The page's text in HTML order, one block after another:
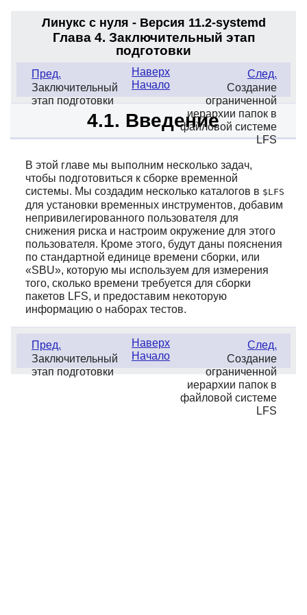
Линукс с нуля - Версия 11.2-systemd
Глава 4. Заключительный этап
подготовки
Пред.
Заключительный
этап подготовки
След.
Создание
ограниченной
иерархии папок в
файловой системе
LFS
Наверх
Начало
4.1. Введение
В этой главе мы выполним несколько задач,
чтобы подготовиться к сборке временной
системы. Мы создадим несколько каталогов в $LFS
для установки временных инструментов, добавим
непривилегированного пользователя для
снижения риска и настроим окружение для этого
пользователя. Кроме этого, будут даны пояснения
по стандартной единице времени сборки, или
«SBU», которую мы используем для измерения
того, сколько времени требуется для сборки
пакетов LFS, и предоставим некоторую
информацию о наборах тестов.
Пред.
Заключительный
этап подготовки
След.
Создание
ограниченной
иерархии папок в
файловой системе
LFS
Наверх
Начало